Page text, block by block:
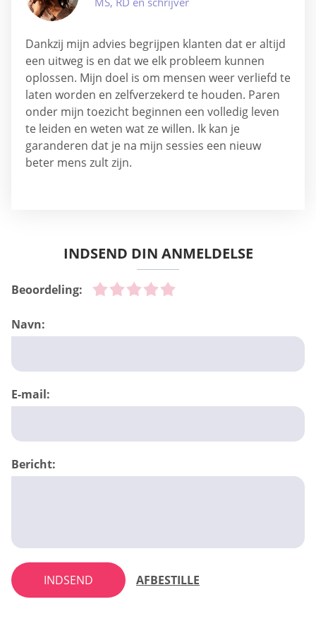
Dankzij mijn advies begrijpen klanten dat er altijd
een uitweg is en dat we elk probleem kunnen
oplossen. Mijn doel is om mensen weer verliefd te
laten worden en zelfverzekerd te houden. Paren
onder mijn toezicht beginnen een volledig leven
te leiden en weten wat ze willen. Ik kan je
garanderen dat je na mijn sessies een nieuw
beter mens zult zijn.
INDSEND DIN ANMELDELSE
Beoordeling:
Navn:
E-mail:
Bericht:
INDSEND AFBESTILLE